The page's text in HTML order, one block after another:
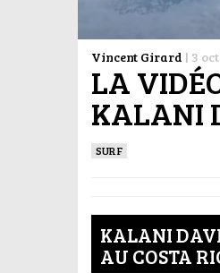
Vincent Girard | 3
LA
KALANI
SURF
KALANI
AU COSTA